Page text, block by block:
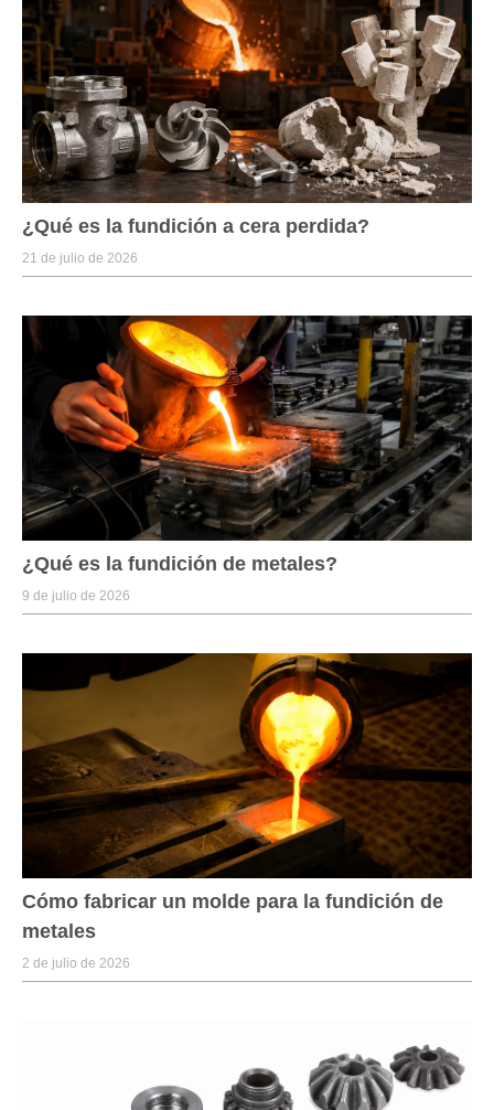
¿Qué es la fundición a cera perdida?
21 de julio de 2026
¿Qué es la fundición de metales?
9 de julio de 2026
Cómo fabricar un molde para la fundición de
metales
2 de julio de 2026